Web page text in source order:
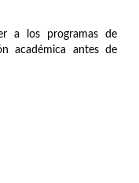
a los programas de
académica antes de